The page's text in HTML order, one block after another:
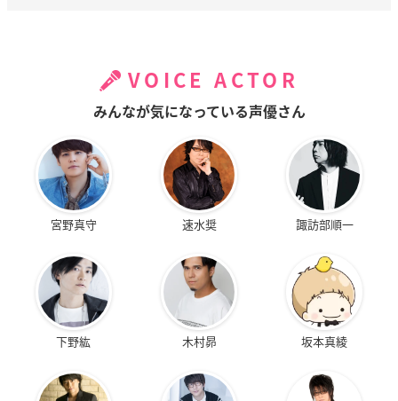
VOICE ACTOR
みんなが気になっている声優さん
宮野真守 速水奨 諏訪部順一
下野紘 木村昴 坂本真綾